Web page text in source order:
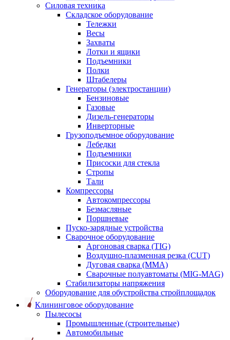
Силовая техника
Складское оборудование
Тележки
Весы
Захваты
Лотки и ящики
Подъемники
Полки
Штабелеры
Генераторы (электростанции)
Бензиновые
Газовые
Дизель-генераторы
Инверторные
Грузоподъемное оборудование
Лебедки
Подъемники
Присоски для стекла
Стропы
Тали
Компрессоры
Автокомпрессоры
Безмасляные
Поршневые
Пуско-зарядные устройства
Сварочное оборудование
Аргоновая сварка (TIG)
Воздушно-плазменная резка (CUT)
Дуговая сварка (ММА)
Сварочные полуавтоматы (MIG-MAG)
Стабилизаторы напряжения
Оборудование для обустройства стройплощадок
Клининговое оборудование
Пылесосы
Промышленные (строительные)
Автомобильные